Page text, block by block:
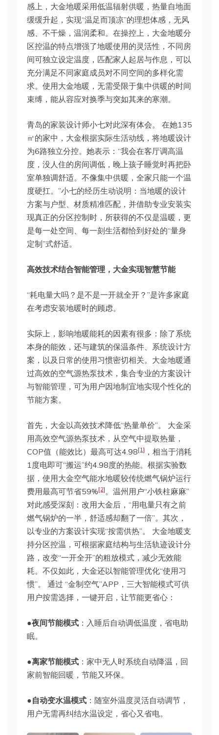
感上，大金地暖采用低温辐射供暖，热量自地面
缓缓升起，实现“温足而顶凉”的理想体感，无风
感、不干燥，温润柔和。在操控上，大金地暖分
区控温的特点增强了地暖使用的灵活性，不同房
间可独立设定温度，匹配家人起居与作息，可以
充分满足不同家庭成员对不同空间的多样化需
求。使用大金地暖，无需受限于集中供暖的时间
束缚，能从容应对换季与突如其来的寒潮。
青岛的家装设计师小七对此深有体会。 在她135
㎡的家中，大金根据实际生活动线，将地暖设计
为6路独立分控。她表示：“我会在客厅调高温
度，没人住的房间调低，晚上孩子睡觉时再把卧
室单独调舒适。不像集中供暖，全家只能一个温
度硬扛。”小七的经历生动说明：当地暖的设计
方案与户型、材质精准匹配，并借助专业安装实
现真正的分区控制时，所获得的不仅是温暖，更
是每一处空间、每一刻生活都恰到好处的“量身
定制”式舒适。
高效技术结合智能管理，大金实现智慧节能
“耗电量大吗？是不是一开就全开？”是许多家庭
在考虑安装地暖时的顾虑。
实际上，影响地暖能耗的因素有很多：除了系统
本身的能效，还与建筑的保温条件、系统设计方
案，以及日常的使用习惯密切相关。大金地暖通
过高效的空气源热泵技术，集合专业的方案设计
与智能管理，可为用户因地制宜地实现个性化的
节能方案。
首先，大金以高效技术降低“热量单价”。 大金采
用高效空气源热泵技术，从空气中提取热量，
COP值（能效比）最高可达4.98[1] ，相当于消耗
1度电即可“搬运”约4.98度的热能。根据实验数
据，使用大金空气能水地暖较传统燃气锅炉运行
费用最高可节省59%[2]。温州用户“小铁柱麻麻”
对此感受深刻：改用大金后，“用电量只有之前
燃气锅炉的一半，舒适感却翻了一倍”。其次，
以专业的方案设计实现“按需供热”。 大金地暖支
持分区控温，可根据家庭结构与生活轨迹设计分
路，改变“一开全开”的粗放模式，减少无效能
耗。不仅如此，大金还以智能管理优化“使用习
惯”。 通过 “金制空气”APP，三大智能模式可供
用户按需选择，一键开启，让节能更省心：
●夜间节能模式 ：入睡后自动调低温度，省电助
眠。
●离家节能模式 ：家中无人时系统自动降温，回
家前智能回暖，节能又环保。
●自动变水温模式 ：随室外温度灵活自动调节，
用户无需再纠结水温设定，省心又省电。